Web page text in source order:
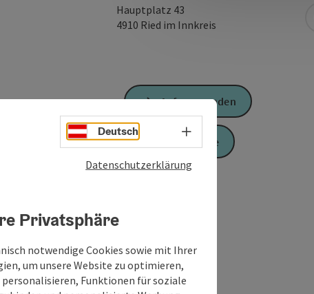
Hauptplatz 43
4910 Ried im Innkreis
Anfrage senden
Zur Website
Deutsch Sprachwahl - Menü öffnen
Datenschutzerklärung
Privatsphäre
notwendige Cookies sowie mit Ihrer
um unsere Website zu optimieren,
Funktionen für soziale